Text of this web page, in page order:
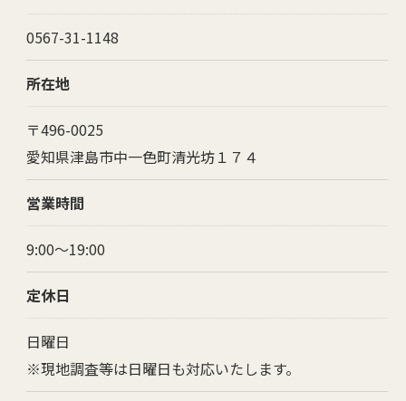
0567-31-1148
所在地
〒496-0025
愛知県津島市中一色町清光坊１７４
営業時間
9:00～19:00
定休日
日曜日
※現地調査等は日曜日も対応いたします。